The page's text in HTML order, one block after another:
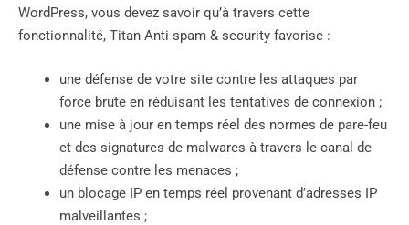
WordPress, vous devez savoir qu’à travers cette
fonctionnalité, Titan Anti-spam & security favorise :
une défense de votre site contre les attaques par
force brute en réduisant les tentatives de connexion ;
une mise à jour en temps réel des normes de pare-feu
et des signatures de malwares à travers le canal de
défense contre les menaces ;
un blocage IP en temps réel provenant d’adresses IP
malveillantes ;